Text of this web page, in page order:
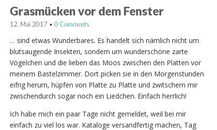
Grasmücken vor dem Fenster
12. Mai 2017 • 0 Comments
… sind etwas Wunderbares. Es handelt sich nämlich nicht um
blutsaugende Insekten, sondern um wunderschöne zarte
Vögelchen und die lieben das Moos zwischen den Platten vor
meinem Bastelzimmer. Dort picken sie in den Morgenstunden
eifrig herum, hüpfen von Platte zu Platte und zwitschern mir
zwischendurch sogar noch ein Liedchen. Einfach herrlich!
Ich habe mich ein paar Tage nicht gemeldet, weil bei mir
einfach zu viel los war. Kataloge versandfertig machen, Tag